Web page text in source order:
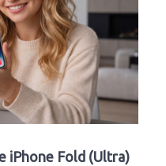
iPhone Fold (Ultra)